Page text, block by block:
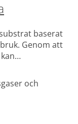
baserat
Genom att
av näring
i större skala.
och